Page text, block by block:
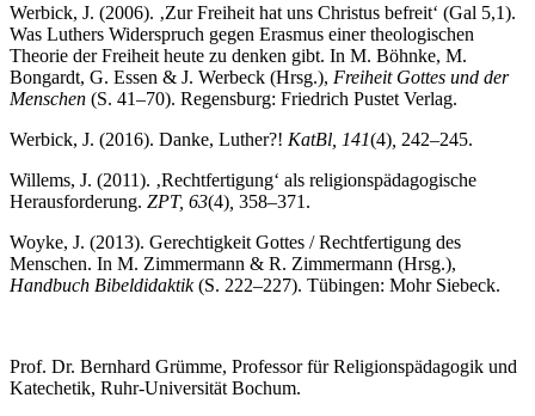
Werbick, J. (2006). ‚Zur Freiheit hat uns Christus befreit‘ (Gal 5,1).
Was Luthers Widerspruch gegen Erasmus einer theologischen
Theorie der Freiheit heute zu denken gibt. In M. Böhnke, M.
Bongardt, G. Essen & J. Werbeck (Hrsg.), Freiheit Gottes und der
Menschen (S. 41–70). Regensburg: Friedrich Pustet Verlag.
Werbick, J. (2016). Danke, Luther?! KatBl, 141(4) 242–245.
Willems, J. (2011). ‚Rechtfertigung‘ als religionspädagogische
Herausforderung. ZPT, 63(4) 358–371.
Woyke, J. (2013). Gerechtigkeit Gottes / Rechtfertigung des
Menschen. In M. Zimmermann & R. Zimmermann (Hrsg.),
Handbuch Bibeldidaktik(S. 222–227). Tübingen: Mohr Siebeck.
Prof. Dr. Bernhard Grümme, Professor für Religionspädagogik und
Katechetik, Ruhr-Universität Bochum.